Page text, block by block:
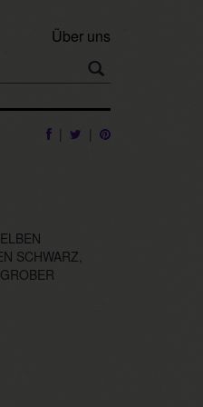
Über uns
| |
SCHWARZ,